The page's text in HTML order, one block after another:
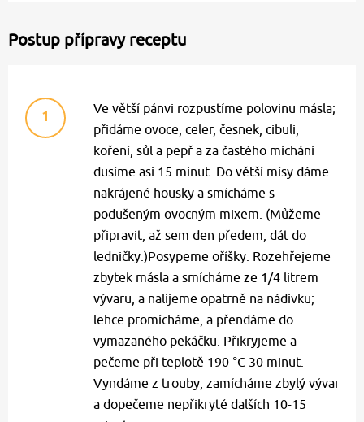
Postup přípravy receptu
1
Ve větší pánvi rozpustíme polovinu másla;
přidáme ovoce, celer, česnek, cibuli,
koření, sůl a pepř a za častého míchání
dusíme asi 15 minut. Do větší mísy dáme
nakrájené housky a smícháme s
podušeným ovocným mixem. (Můžeme
připravit, až sem den předem, dát do
ledničky.)Posypeme oříšky. Rozehřejeme
zbytek másla a smícháme ze 1/4 litrem
vývaru, a nalijeme opatrně na nádivku;
lehce promícháme, a přendáme do
vymazaného pekáčku. Přikryjeme a
pečeme při teplotě 190 °C 30 minut.
Vyndáme z trouby, zamícháme zbylý vývar
a dopečeme nepřikryté dalších 10-15